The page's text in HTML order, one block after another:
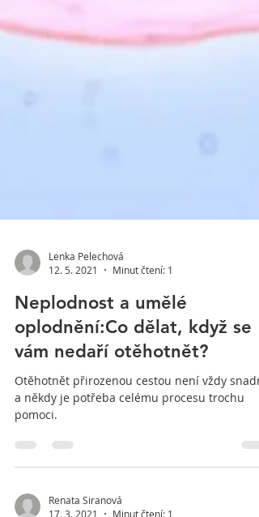
Lenka Pelechová
12. 5. 2021
Minut čtení: 1
Neplodnost a umělé
oplodnění:Co dělat, když se
vám nedaří otěhotnět?
Otěhotnět přirozenou cestou není vždy snadné
pomoci.